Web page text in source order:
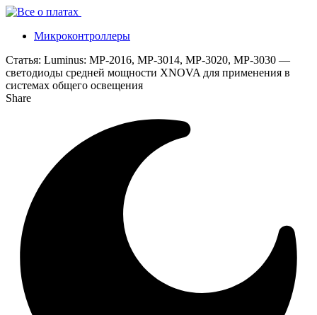
Микроконтроллеры
Статья: Luminus: MP-2016, MP-3014, MP-3020, MP-3030 —
светодиоды средней мощности XNOVA для применения в
системах общего освещения
Share